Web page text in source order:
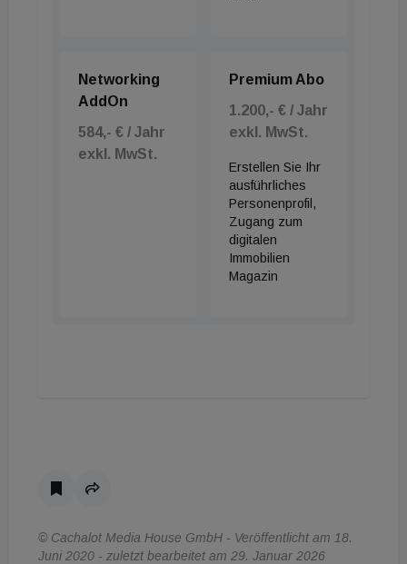
Networking
AddOn
584,- € / Jahr
exkl. MwSt.
Premium Abo
1.200,- € / Jahr
exkl. MwSt.
Erstellen Sie Ihr
ausführliches
Personenprofil,
Zugang zum
digitalen
Immobilien
Magazin
© Cachalot Media House GmbH - Veröffentlicht am 18.
Juni 2020 - zuletzt bearbeitet am 29. Januar 2026